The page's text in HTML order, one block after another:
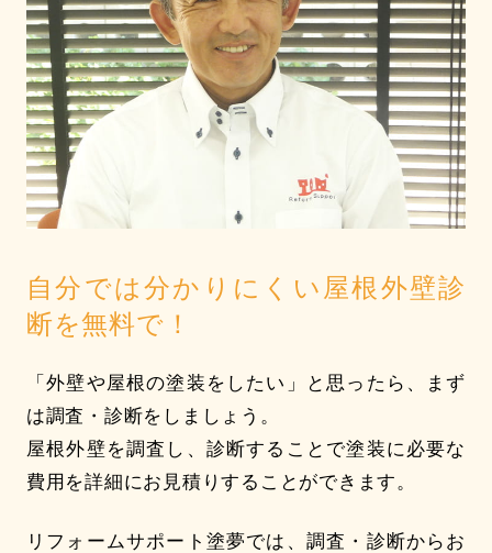
自分では分かりにくい屋根外壁診
断を無料で！
「外壁や屋根の塗装をしたい」と思ったら、まず
は調査・診断をしましょう。
屋根外壁を調査し、診断することで塗装に必要な
費用を詳細にお見積りすることができます。
リフォームサポート塗夢では、調査・診断からお